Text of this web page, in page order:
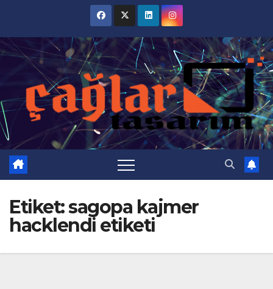
content
Etiket:sagopa kajmer
hacklendi etiketi